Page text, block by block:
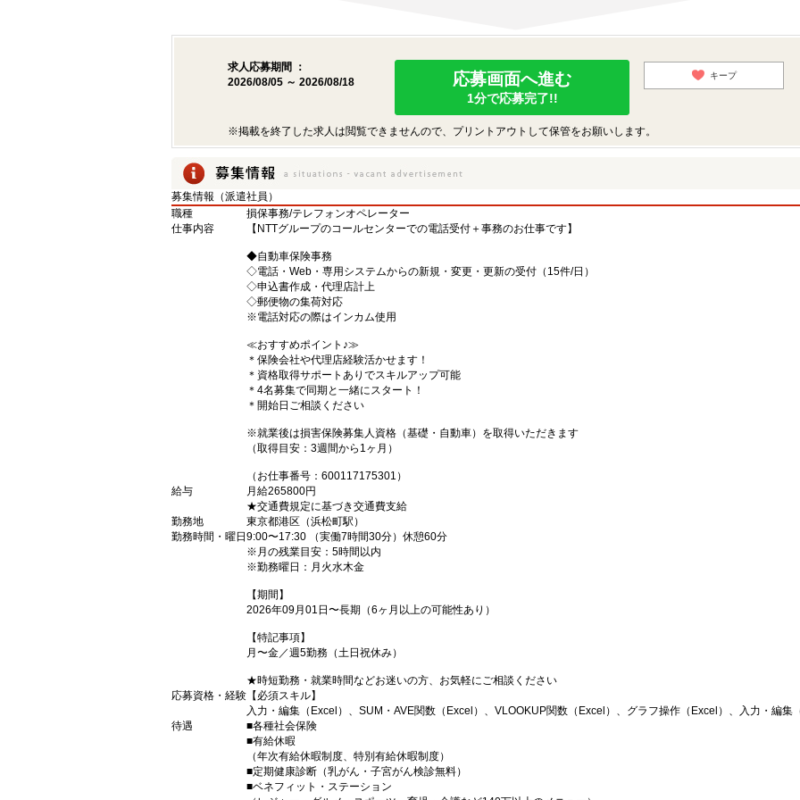
求人応募期間 ：
2026/08/05 ～ 2026/08/18
応募画面へ進む
1分で応募完了!!
キープ
※掲載を終了した求人は閲覧できませんので、プリントアウトして保管をお願いします。
募集情報（派遣社員）
職種
損保事務/テレフォンオペレーター
仕事内容
【NTTグループのコールセンターでの電話受付＋事務のお仕事です】
◆自動車保険事務
◇電話・Web・専用システムからの新規・変更・更新の受付（15件/日）
◇申込書作成・代理店計上
◇郵便物の集荷対応
※電話対応の際はインカム使用
≪おすすめポイント♪≫
＊保険会社や代理店経験活かせます！
＊資格取得サポートありでスキルアップ可能
＊4名募集で同期と一緒にスタート！
＊開始日ご相談ください
※就業後は損害保険募集人資格（基礎・自動車）を取得いただきます
（取得目安：3週間から1ヶ月）
（お仕事番号：600117175301）
給与
月給265800円
★交通費規定に基づき交通費支給
勤務地
東京都港区（浜松町駅）
勤務時間・曜日 9:00〜17:30 （実働7時間30分）休憩60分
※月の残業目安：5時間以内
※勤務曜日：月火水木金
【期間】
2026年09月01日〜長期（6ヶ月以上の可能性あり）
【特記事項】
月〜金／週5勤務（土日祝休み）
★時短勤務・就業時間などお迷いの方、お気軽にご相談ください
応募資格・経験 【必須スキル】
入力・編集（Excel）、SUM・AVE関数（Excel）、VLOOKUP関数（Excel）、グラフ操作（Excel）、入力・編集
待遇
■各種社会保険
■有給休暇
（年次有給休暇制度、特別有給休暇制度）
■定期健康診断（乳がん・子宮がん検診無料）
■ベネフィット・ステーション